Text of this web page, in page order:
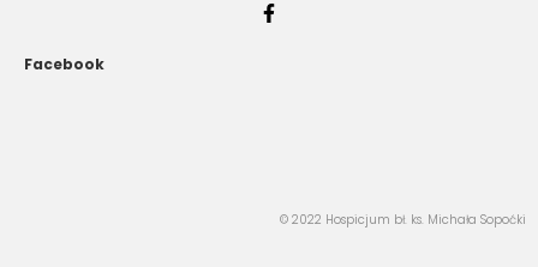
Facebook
© 2022 Hospicjum bł. ks. Michała Sopoćki